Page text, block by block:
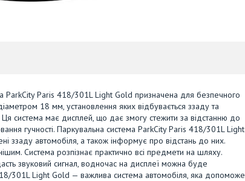
ParkCity Paris 418/301L Light Gold призначена для безпечного
18 мм, установлення яких відбувається ззаду та
Ця система має дисплей, що дає змогу стежити за відстанню до
гучності. Паркувальна система ParkCity Paris 418/301L Light
ззаду автомобіля, а також інформує про відстань до них.
Система розпізнає практично всі предмети на шляху.
звуковий сигнал, водночас на дисплеї можна буде
301L Light Gold — важлива система автомобіля, яка допоможе